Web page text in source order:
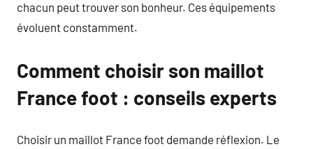
chacun peut trouver son bonheur. Ces équipements
évoluent constamment.
Comment choisir son maillot
France foot : conseils experts
Choisir un maillot France foot demande réflexion. Le